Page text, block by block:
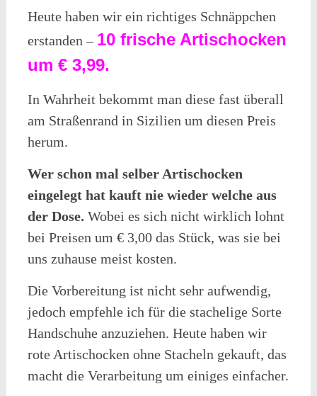
Heute haben wir ein richtiges Schnäppchen
erstanden – 10 frische Artischocken
um € 3,99.
In Wahrheit bekommt man diese fast überall
am Straßenrand in Sizilien um diesen Preis
herum.
Wer schon mal selber Artischocken
eingelegt hat kauft nie wieder welche aus
der Dose. Wobei es sich nicht wirklich lohnt
bei Preisen um € 3,00 das Stück, was sie bei
uns zuhause meist kosten.
Die Vorbereitung ist nicht sehr aufwendig,
jedoch empfehle ich für die stachelige Sorte
Handschuhe anzuziehen. Heute haben wir
rote Artischocken ohne Stacheln gekauft, das
macht die Verarbeitung um einiges einfacher.